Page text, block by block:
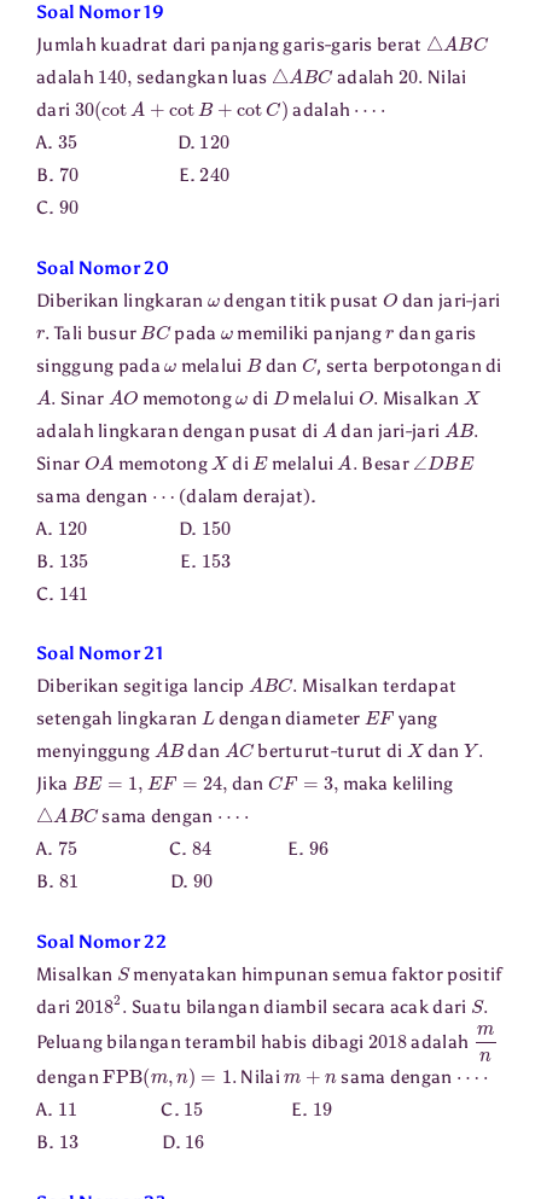
Soal Nomor 19
Jumlah kuadrat dari panjang garis-garis berat △ ABC
adalah 140 sedangkan luas △ ABC adalah20. Nilai
dari 30( cot A + B + cot ) adalah
A. 35 D. 120
B. 70 E.240
C. 90
Soal Nomor 20
Diberikan lingkaran
dengan titik pusat O dan jari-jari
Tali busurBCpada memiliki panjang dan garis
singgung pada
melalui Bdan C, serta berpotongan di
A. Sinar AO memotong di D melalui O Misalkan X
adalah lingkaran dengan pusat di A dan jari-jari AB.
Sinar O A memotongX diEmelalui A. Besar ∠ D B E
sama dengan
(dalam derajat).
A. 120 D. 150
B. 135 E. 153
C. 141
Soal Nomor 21
Diberikan segitiga lancip
ABC. Misalkan terdapat
setengah lingkaran Ldengan diameter EF yang
menyinggung
AB dan AC berturut-turut di X dan Y.
Jika BE= EF= , dan CF= maka keliling
△ ABC sama dengan
A. 75 C. 84 E. 96
B. 81 D. 90
Soal Nomor 22
Misalkan Smenyatakan himpunan semua faktor positif
dari 20182 Suatu bilangan diambil secara acak dari S.
Peluang bilangan terambil habis dibagi 2018 adalah mn
denganFPB(m = Nilai +n sama dengan ⋅
A. 11 C. 15 E. 19
B. 13 D. 16